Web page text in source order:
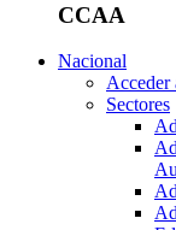
CCAA
Nacional
Acceder
Sectores